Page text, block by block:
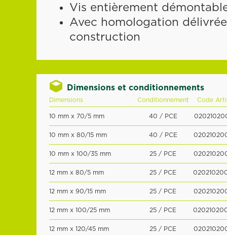
Vis entièrement
Avec homologation
construction
Dimensions et conditionnements
Dimensions Conditionnement Code
10 mm x 70/5 mm 40 / PCE
10 mm x 80/15 mm 40 / PCE
10 mm x 100/35 mm 25 / PCE
12 mm x 80/5 mm 25 / PCE
12 mm x 90/15 mm 25 / PCE
12 mm x 100/25 mm 25 / PCE
12 mm x 120/45 mm 25 / PCE